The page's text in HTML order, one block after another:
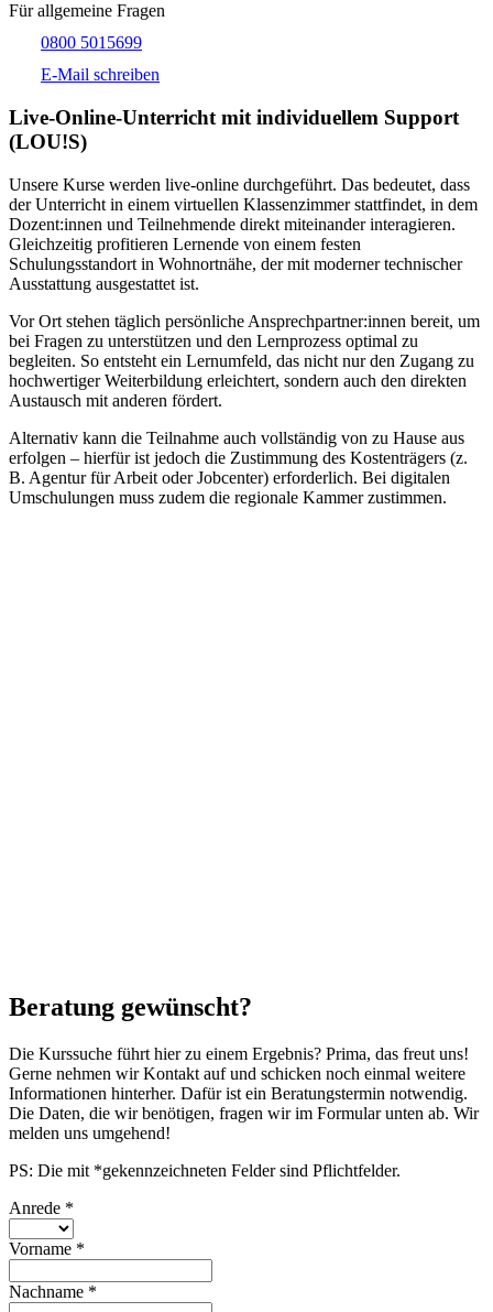
Für allgemeine Fragen
0800 5015699
E-Mail schreiben
Live-​Online-Unterricht mit individuellem Support
(LOU!S)
Unsere Kurse werden live-online durchgeführt. Das bedeutet, dass
der Unterricht in einem virtuellen Klassenzimmer stattfindet, in dem
Dozent:innen und Teilnehmende direkt miteinander interagieren.
Gleichzeitig profitieren Lernende von einem festen
Schulungsstandort in Wohnortnähe, der mit moderner technischer
Ausstattung ausgestattet ist.
Vor Ort stehen täglich persönliche Ansprechpartner:innen bereit, um
bei Fragen zu unterstützen und den Lernprozess optimal zu
begleiten. So entsteht ein Lernumfeld, das nicht nur den Zugang zu
hochwertiger Weiterbildung erleichtert, sondern auch den direkten
Austausch mit anderen fördert.
Alternativ kann die Teilnahme auch vollständig von zu Hause aus
erfolgen – hierfür ist jedoch die Zustimmung des Kostenträgers (z.
B. Agentur für Arbeit oder Jobcenter) erforderlich. Bei digitalen
Umschulungen muss zudem die regionale Kammer zustimmen.
Beratung gewünscht?
Die Kurssuche führt hier zu einem Ergebnis? Prima, das freut uns!
Gerne nehmen wir Kontakt auf und schicken noch einmal weitere
Informationen hinterher. Dafür ist ein Beratungstermin notwendig.
Die Daten, die wir benötigen, fragen wir im Formular unten ab. Wir
melden uns umgehend!
PS: Die mit *gekennzeichneten Felder sind Pflichtfelder.
Anrede *
Vorname *
Nachname *